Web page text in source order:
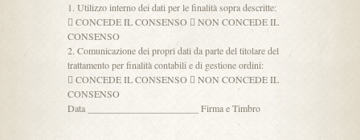
1. Utilizzo interno dei dati per le finalità sopra descritte:
 CONCEDE IL CONSENSO  NON CONCEDE IL
CONSENSO
2. Comunicazione dei propri dati da parte del titolare del
trattamento per finalità contabili e di gestione ordini:
 CONCEDE IL CONSENSO  NON CONCEDE IL
CONSENSO
Data _______________________ Firma e Timbro